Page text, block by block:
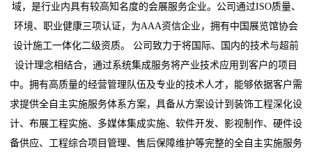
域，是行业内具有较高知名度的会展服务企业。公司通过ISO质量、
环境、职业健康三项认证，为AAA资信企业，拥有中国展览馆协会
设计施工一体化二级资质。 公司致力于将国际、国内的技术与超前
设计理念相结合，通过系统集成服务将产业技术应用到客户的项目
中。拥有高质量的经营管理队伍及专业的技术人才，能够依据客户需
求提供全自主实施服务体系方案，具备从方案设计到装饰工程深化设
计、布展工程实施、多媒体集成实施、软件开发、影视制作、硬件设
备供应、工程综合项目管理、售后保障维护等完整的全自主实施服务